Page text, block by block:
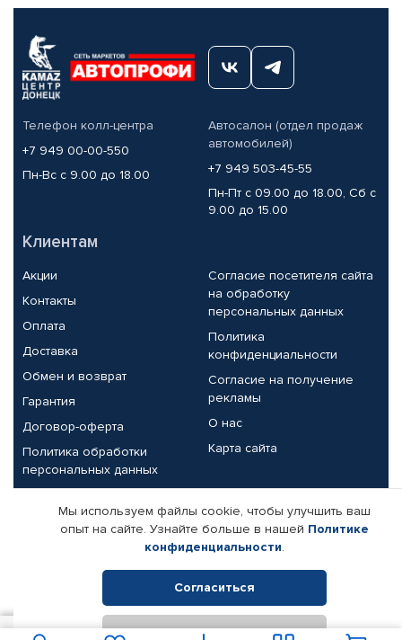
Телефон колл-центра
+7 949 00-00-550
Пн-Вс с 9.00 до 18.00
Автосалон (отдел продаж
автомобилей)
+7 949 503-45-55
Пн-Пт с 09.00 до 18.00, Сб с
9.00 до 15.00
Клиентам
Акции
Контакты
Оплата
Доставка
Обмен и возврат
Гарантия
Договор-оферта
Политика обработки
персональных данных
Согласие посетителя сайта
на обработку
персональных данных
Политика
конфиденциальности
Согласие на получение
рекламы
О нас
Карта сайта
Партнерам
Корпоративным клиентам
Поставщикам
Реквизиты компании
© КАМАЗ ЦЕНТР ДОНЕЦК, 2015-2026. Все права защищены.
Мы используем файлы cookie, чтобы улучшить ваш
опыт на сайте. Узнайте больше в нашей Политике
конфиденциальности.
Согласиться
Отклонить